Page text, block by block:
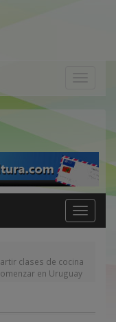
Toggle
navigation
clases de cocina
en Uruguay